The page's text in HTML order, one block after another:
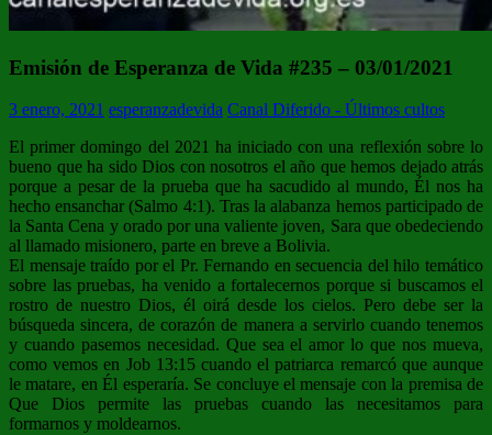
Emisión de Esperanza de Vida #235 – 03/01/2021
3 enero, 2021 esperanzadevida Canal Diferido - Últimos cultos
El primer domingo del 2021 ha iniciado con una reflexión sobre lo
bueno que ha sido Dios con nosotros el año que hemos dejado atrás
porque a pesar de la prueba que ha sacudido al mundo, Él nos ha
hecho ensanchar (Salmo 4:1). Tras la alabanza hemos participado de
la Santa Cena y orado por una valiente joven, Sara que obedeciendo
al llamado misionero, parte en breve a Bolivia.
El mensaje traído por el Pr. Fernando en secuencia del hilo temático
sobre las pruebas, ha venido a fortalecernos porque si buscamos el
rostro de nuestro Dios, él oirá desde los cielos. Pero debe ser la
búsqueda sincera, de corazón de manera a servirlo cuando tenemos
y cuando pasemos necesidad. Que sea el amor lo que nos mueva,
como vemos en Job 13:15 cuando el patriarca remarcó que aunque
le matare, en Él esperaría. Se concluye el mensaje con la premisa de
Que Dios permite las pruebas cuando las necesitamos para
formarnos y moldearnos.